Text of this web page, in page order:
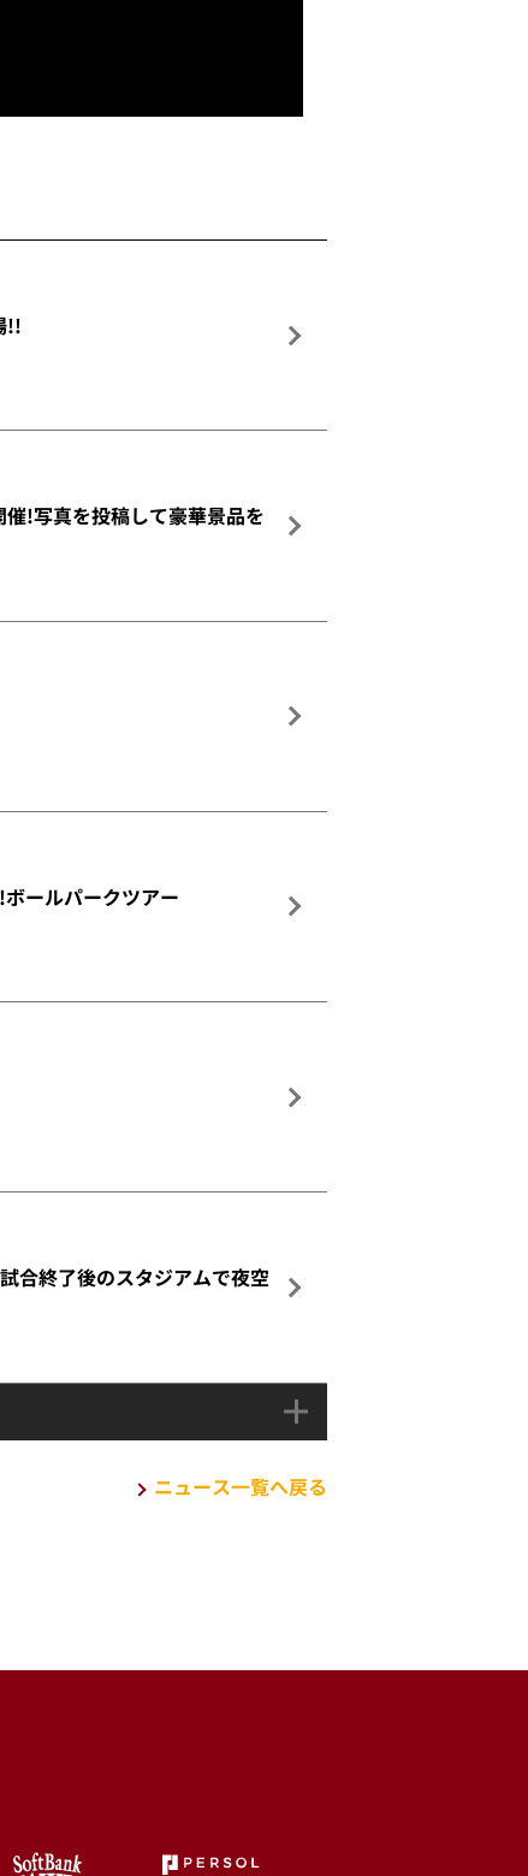
!!
催!写真を投稿して豪華景品を
ールパークツアー
合終了後のスタジアムで夜空
ニュース一覧へ戻る